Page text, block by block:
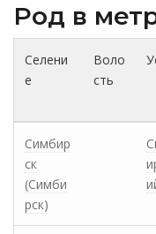
Род в
Селени
е
Воло
сть
Симбир
ск
(Симби
рск)